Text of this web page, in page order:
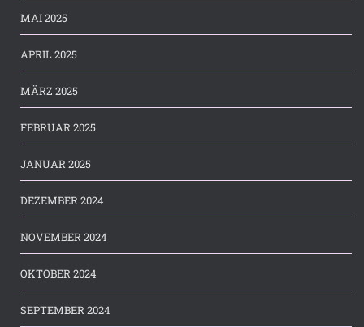
MAI 2025
APRIL 2025
MÄRZ 2025
FEBRUAR 2025
JANUAR 2025
DEZEMBER 2024
NOVEMBER 2024
OKTOBER 2024
SEPTEMBER 2024